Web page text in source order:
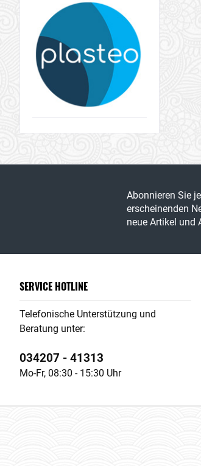
Abonnieren Sie
erscheinenden
neue Artikel und
SERVICE HOTLINE
Telefonische Unterstützung und
Beratung unter:
034207 - 41313
Mo-Fr, 08:30 - 15:30 Uhr